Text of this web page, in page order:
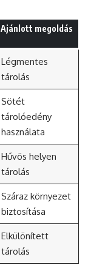
Ajánlott megoldás
Légmentes
tárolás
Sötét
tárolóedény
használata
Hűvös helyen
tárolás
Száraz környezet
biztosítása
Elkülönített
tárolás